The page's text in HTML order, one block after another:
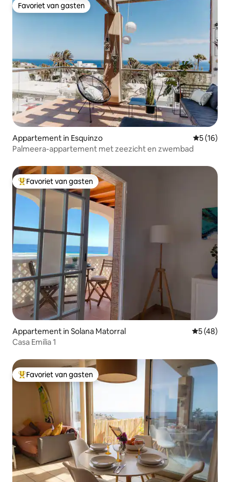
Favoriet van gasten
Favoriet van gasten
Appartement in Esquinzo
5 (16)
Palmeera-appartement met zeezicht en zwembad
Topfavoriet van gasten
Favoriet van gasten
Appartement in Solana Matorral
5 (48)
Casa Emilia 1
Topfavoriet van gasten
Favoriet van gasten